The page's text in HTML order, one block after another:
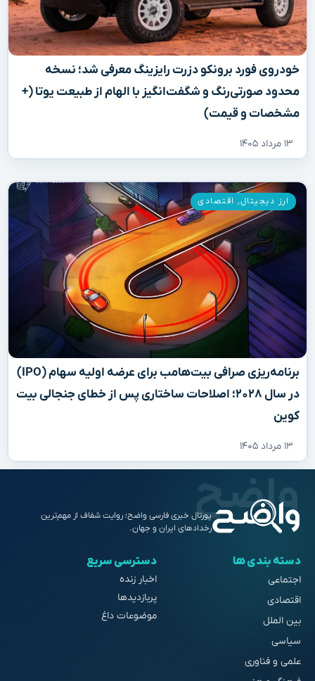
خودروی فورد برونکو دزرت رایزینگ معرفی شد؛ نسخه
محدود صورتی‌رنگ و شگفت‌انگیز با الهام از طبیعت یوتا (+
مشخصات و قیمت)
۱۳ مرداد ۱۴۰۵
برنامه‌ریزی صرافی بیت‌هامب برای عرضه اولیه سهام (IPO)
در سال ۲۰۲۸؛ اصلاحات ساختاری پس از خطای جنجالی بیت
کوین
۱۳ مرداد ۱۴۰۵
ارز دیجیتال, اقتصادی
پورتال خبری فارسی واضح؛ روایت شفاف از مهم‌ترین
رخدادهای ایران و جهان.
دسته بندی ها
اجتماعی
اقتصادی
بین الملل
سیاسی
علمی و فناوری
دسترسی سریع
اخبار زنده
پربازدیدها
موضوعات داغ